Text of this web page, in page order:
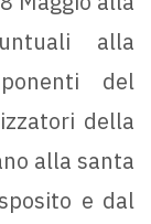
alla
del
della
alla santa
e dal